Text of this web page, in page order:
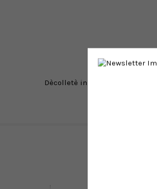
Dècolletè in pelle laccata nera